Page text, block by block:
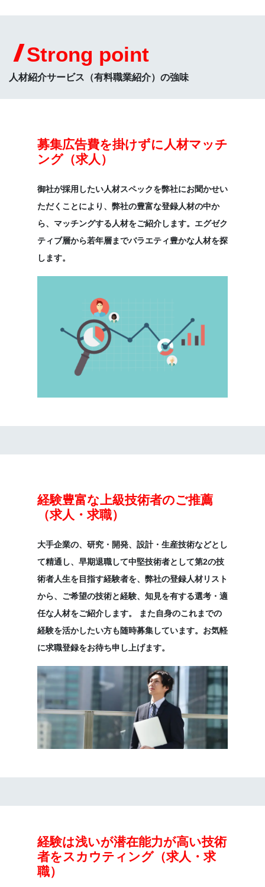
Strong point
人材紹介サービス（有料職業紹介）の強味
募集広告費を掛けずに人材マッチ
ング（求人）
御社が採用したい人材スペックを弊社にお聞かせい
ただくことにより、弊社の豊富な登録人材の中か
ら、マッチングする人材をご紹介します。エグゼク
ティブ層から若年層までバラエティ豊かな人材を探
します。
経験豊富な上級技術者のご推薦
（求人・求職）
大手企業の、研究・開発、設計・生産技術などとし
て精通し、早期退職して中堅技術者として第2の技
術者人生を目指す経験者を、弊社の登録人材リスト
から、ご希望の技術と経験、知見を有する選考・適
任な人材をご紹介します。 また自身のこれまでの
経験を活かしたい方も随時募集しています。お気軽
に求職登録をお待ち申し上げます。
経験は浅いが潜在能力が高い技術
者をスカウティング（求人・求
職）